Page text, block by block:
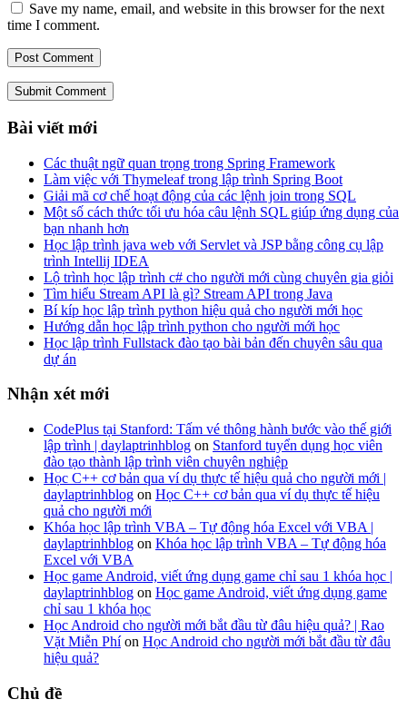
Save my name, email, and website in this browser for the next
time I comment.
Submit Comment
Bài viết mới
Các thuật ngữ quan trọng trong Spring Framework
Làm việc với Thymeleaf trong lập trình Spring Boot
Giải mã cơ chế hoạt động của các lệnh join trong SQL
Một số cách thức tối ưu hóa câu lệnh SQL giúp ứng dụng của
bạn nhanh hơn
Học lập trình java web với Servlet và JSP bằng công cụ lập
trình Intellij IDEA
Lộ trình học lập trình c# cho người mới cùng chuyên gia giỏi
Tìm hiểu Stream API là gì? Stream API trong Java
Bí kíp học lập trình python hiệu quả cho người mới học
Hướng dẫn học lập trình python cho người mới học
Học lập trình Fullstack đào tạo bài bản đến chuyên sâu qua
dự án
Nhận xét mới
CodePlus tại Stanford: Tấm vé thông hành bước vào thế giới
lập trình | daylaptrinhblog on Stanford tuyển dụng học viên
đào tạo thành lập trình viên chuyên nghiệp
Học C++ cơ bản qua ví dụ thực tế hiệu quả cho người mới |
daylaptrinhblog on Học C++ cơ bản qua ví dụ thực tế hiệu
quả cho người mới
Khóa học lập trình VBA – Tự động hóa Excel với VBA |
daylaptrinhblog on Khóa học lập trình VBA – Tự động hóa
Excel với VBA
Học game Android, viết ứng dụng game chỉ sau 1 khóa học |
daylaptrinhblog on Học game Android, viết ứng dụng game
chỉ sau 1 khóa học
Học Android cho người mới bắt đầu từ đâu hiệu quả? | Rao
Vặt Miễn Phíon Học Android cho người mới bắt đầu từ đâu
hiệu quả?
Chủ đề